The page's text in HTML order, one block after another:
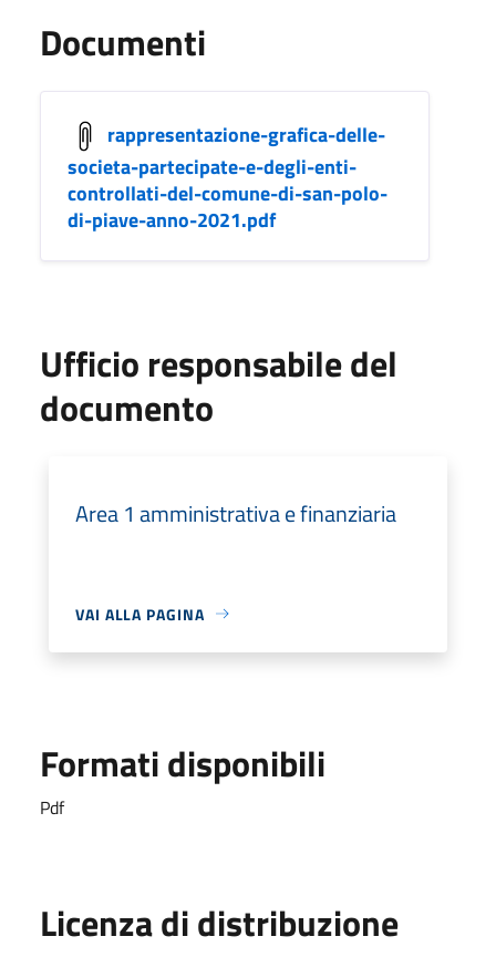
Documenti
rappresentazione-grafica-delle-
societa-partecipate-e-degli-enti-
controllati-del-comune-di-san-polo-
di-piave-anno-2021.pdf
Ufficio responsabile del
documento
Area 1 amministrativa e finanziaria
VAI ALLA PAGINA
Formati disponibili
Pdf
Licenza di distribuzione